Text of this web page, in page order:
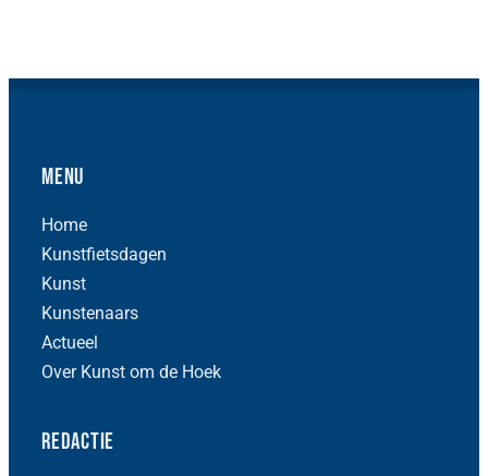
Menu
Home
Kunstfietsdagen
Kunst
Kunstenaars
Actueel
Over Kunst om de Hoek
Redactie